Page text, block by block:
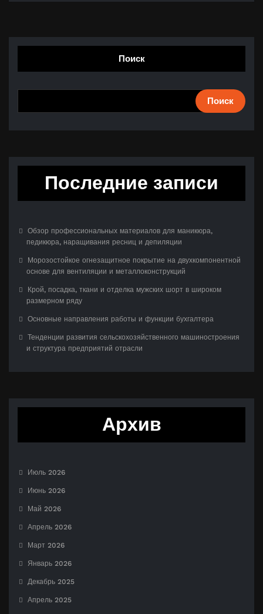
Поиск
Поиск
Последние записи
Обзор профессиональных материалов для маникюра,
педикюра, наращивания ресниц и депиляции
Морозостойкое огнезащитное покрытие на двухкомпонентной
основе для вентиляции и металлоконструкций
Крой, посадка, ткани и отделка мужских шорт в широком
размерном ряду
Основные направления работы и функции бухгалтера
Тенденции развития сельскохозяйственного машиностроения
и структура предприятий отрасли
Архив
Июль 2026
Июнь 2026
Май 2026
Апрель 2026
Март 2026
Январь 2026
Декабрь 2025
Апрель 2025